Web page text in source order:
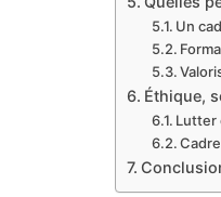
Un
Éthique,
Lutter